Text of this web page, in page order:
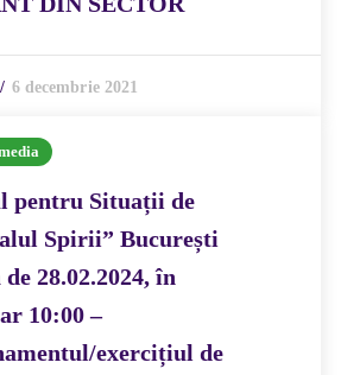
6 decembrie 2021
pentru Situații de
Spirii” București
28.02.2024, în
10:00 –
exercițiul de